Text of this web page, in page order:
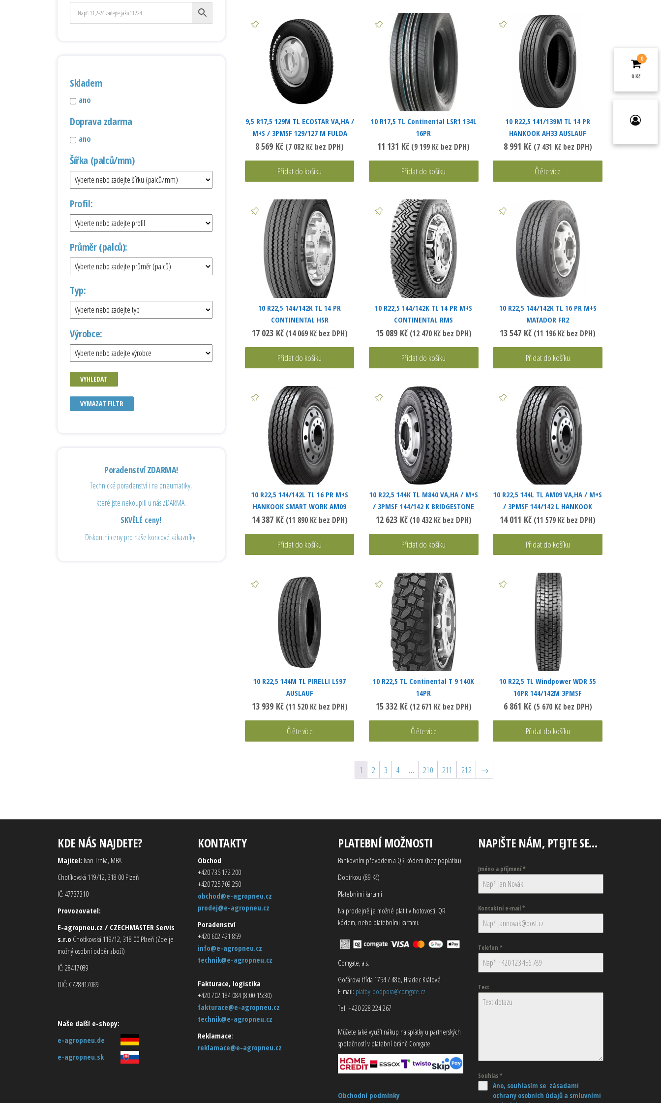
9,5 R17,5 129M TL ECOSTAR VA,HA /
M+S / 3PMSF 129/127 M FULDA
8 569 Kč (7 082 Kč bez DPH)
Přidat do košíku
10 R17,5 TL Continental LSR1 134L
16PR
11 131 Kč (9 199 Kč bez DPH)
Přidat do košíku
10 R22,5 141/139M TL 14 PR
HANKOOK AH33 AUSLAUF
8 991 Kč (7 431 Kčbez DPH)
Čtěte více
10 R22,5 144/142K TL 14 PR
CONTINENTAL HSR
17 023 Kč (14 069 Kčbez DPH)
Přidat do košíku
10 R22,5 144/142K TL 14 PR M+S
CONTINENTAL RMS
15 089 Kč (12 470 Kčbez DPH)
Přidat do košíku
10 R22,5 144/142K TL 16 PR M+S
MATADOR FR2
13 547 Kč (11 196 Kč bez DPH)
Přidat do košíku
10 R22,5 144/142L TL 16 PR M+S
HANKOOK SMART WORK AM09
14 387 Kč (11 890 Kčbez DPH)
Přidat do košíku
10 R22,5 144K TL M840 VA,HA / M+S
/ 3PMSF 144/142 K BRIDGESTONE
12 623 Kč (10 432 Kčbez DPH)
Přidat do košíku
10 R22,5 144L TL AM09 VA,HA / M+S
/ 3PMSF 144/142 L HANKOOK
14 011 Kč (11 579 Kč bez DPH)
Přidat do košíku
10 R22,5 144M TL PIRELLI LS97
AUSLAUF
13 939 Kč (11 520 Kčbez DPH)
Čtěte více
10 R22,5 TL Continental T 9 140K
14PR
15 332 Kč (12 671 Kčbez DPH)
Čtěte více
10 R22,5 TL Windpower WDR 55
16PR 144/142M 3PMSF
6 861 Kč (5 670 Kčbez DPH)
Přidat do košíku
1 2 3 4 … 210 211 212 →
Skladem
ano
Doprava zdarma
ano
Šířka (palců/mm)
Profil:
Průměr (palců):
Typ:
Výrobce:
VYHLEDAT
VYMAZAT FILTR
Poradenství ZDARMA!
Technické poradenství i na pneumatiky,
které jste nekoupili u nás ZDARMA.
SKVĚLÉ ceny!
Diskontní ceny pro naše koncové zákazníky.
KDE NÁS NAJDETE?
Majitel: Ivan Trnka, MBA
Chotíkovská 119/12, 318 00 Plzeň
IČ: 47737310
Provozovatel:
E-agropneu.cz / CZECHMASTER Servis
s.r.o Chotíkovská 119/12, 318 00 Plzeň (Zde je
možný osobní odběr zboží)
IČ: 28417089
DIČ: CZ28417089
Naše další e-shopy:
e-agropneu.de
e-agropneu.sk
KONTAKTY
Obchod
+420 735 172 200
+420 725 709 250
obchod@e-agropneu.cz
prodej@e-agropneu.cz
Poradenství
+420 602 421 859
info@e-agropneu.cz
technik@e-agropneu.cz
Fakturace, logistika
+420 702 184 084 (8:00-15:30)
fakturace@e-agropneu.cz
technik@e-agropneu.cz
Reklamace:
reklamace@e-agropneu.cz
PLATEBNÍ MOŽNOSTI
Bankovním převodem a QR kódem (bez poplatku)
Dobírkou (89 Kč)
Platebními kartami
Na prodejně je možné platit v hotovosti, QR
kódem, nebo platebními kartami.
Comgate, a.s.
Gočárova třída 1754 / 48b, Hradec Králové
E-mail: platby-podpora@comgate.cz
Tel: +420 228 224 267
Můžete také využít nákup na splátky u partnerských
společností v platební bráně Comgate.
Obchodní podmínky
NAPIŠTE NÁM, PTEJTE SE…
Jméno a příjmení*
Kontaktní e-mail*
Telefon *
Text
Souhlas*
Ano, souhlasím se zásadami
ochrany osobních údajů a smluvními
0
0 Kč